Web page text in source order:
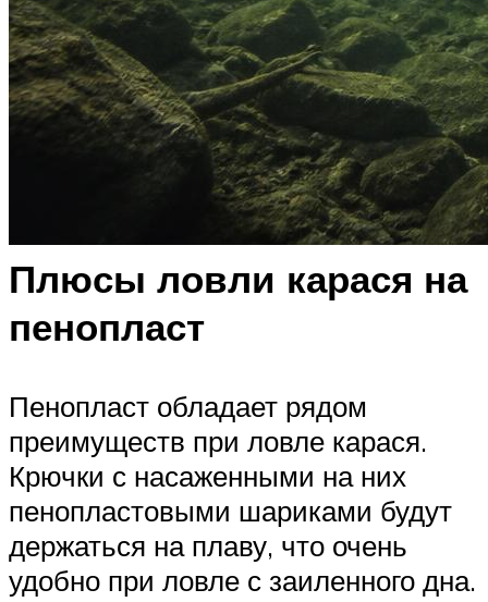
Плюсы ловли карася на
пенопласт
Пенопласт обладает рядом
преимуществ при ловле карася.
Крючки с насаженными на них
пенопластовыми шариками будут
держаться на плаву, что очень
удобно при ловле с заиленного дна.